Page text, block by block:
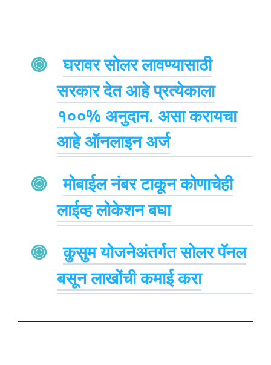
घरावर सोलर लावण्यासाठी
सरकार देत आहे प्रत्येकाला
१००% अनुदान. असा करायचा
आहे ऑनलाइन अर्ज
मोबाईल नंबर टाकून कोणाचेही
लाईव्ह लोकेशन बघा
कुसुम योजनेअंतर्गत सोलर पॅनल
बसून लाखोंची कमाई करा